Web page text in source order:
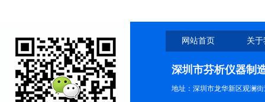
网站首页 关
深圳市芬析仪器制
地址：深圳市龙华新区观澜